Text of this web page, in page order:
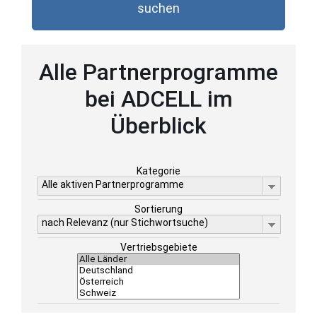
suchen
Alle Partnerprogramme
bei ADCELL im
Überblick
Kategorie
Alle aktiven Partnerprogramme
Sortierung
nach Relevanz (nur Stichwortsuche)
Vertriebsgebiete